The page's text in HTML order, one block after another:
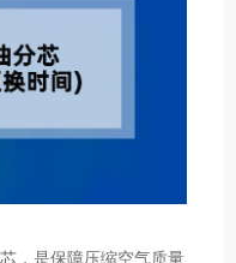
，是保障压缩空气质量